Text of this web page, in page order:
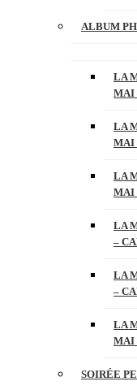
ALBUM
LA
MAI
LA
MAI
LA
MAI
LA
–
LA
–
LA
MAI
SOIRÉE